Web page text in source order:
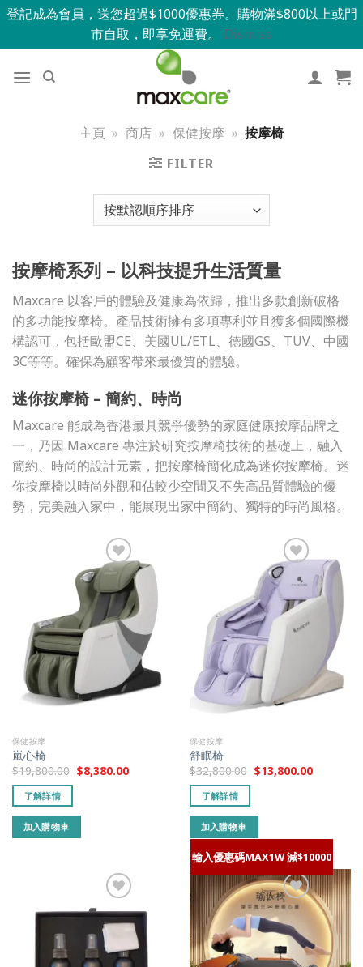
登記成為會員，送您超過$1000優惠券。購物滿$800以上或門
市自取，即享免運費。 Dismiss
主頁 » 商店 » 保健按摩 » 按摩椅
FILTER
按摩椅系列 – 以科技提升生活質量
Maxcare 以客戶的體驗及健康為依歸，推出多款創新破格
的多功能按摩椅。產品技術擁有多項專利並且獲多個國際機
構認可，包括歐盟CE、美國UL/ETL、德國GS、TUV、中國
3C等等。確保為顧客帶來最優質的體驗。
迷你按摩椅 – 簡約、時尚
Maxcare 能成為香港最具競爭優勢的家庭健康按摩品牌之
一，乃因 Maxcare 專注於研究按摩椅技術的基礎上，融入
簡約、時尚的設計元素，把按摩椅簡化成為迷你按摩椅。迷
你按摩椅以時尚外觀和佔較少空間又不失高品質體驗的優
勢，完美融入家中，能展現出家中簡約、獨特的時尚風格。
添加到我的
最愛
保健按摩
嵐心椅
$19,800.00 $8,380.00
了解詳情
加入購物車
添加到我的
最愛
保健按摩
舒眠椅
$32,800.00 $13,800.00
了解詳情
加入購物車
添加到我的
最愛
輸入優惠碼MAX1W 減$10000
添加到我的
最愛